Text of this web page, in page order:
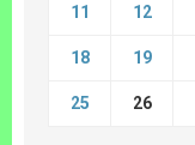
11 12
18 19
25 26